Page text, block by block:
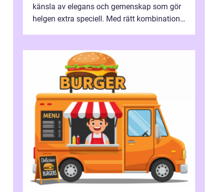
känsla av elegans och gemenskap som gör
helgen extra speciell. Med rätt kombination